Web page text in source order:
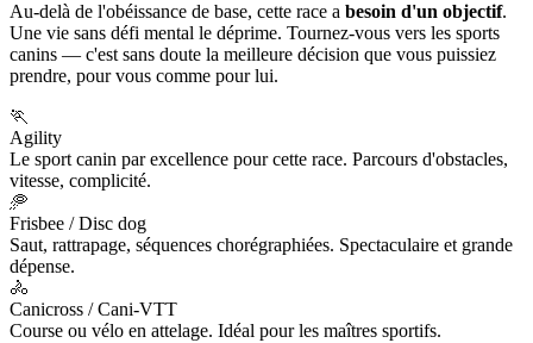
Au-delà de l'obéissance de base, cette race a besoin d'un objectif.
Une vie sans défi mental le déprime. Tournez-vous vers les sports
canins — c'est sans doute la meilleure décision que vous puissiez
prendre, pour vous comme pour lui.
🏃
Agility
Le sport canin par excellence pour cette race. Parcours d'obstacles,
vitesse, complicité.
🥏
Frisbee / Disc dog
Saut, rattrapage, séquences chorégraphiées. Spectaculaire et grande
dépense.
🚴
Canicross / Cani-VTT
Course ou vélo en attelage. Idéal pour les maîtres sportifs.